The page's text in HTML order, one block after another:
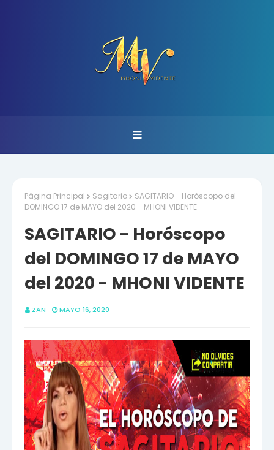
Página Principal Sagitario
SAGITARIO - Horóscopo del
DOMINGO 17 de MAYO del 2020 - MHONI VIDENTE
SAGITARIO - Horóscopo
del DOMINGO 17 de MAYO
del 2020 - MHONI VIDENTE
ZAN MAYO 16, 2020